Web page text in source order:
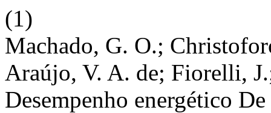
(1)
Machado, G. O.;
Araújo, V. A. de; Fiorelli,
Desempenho energético